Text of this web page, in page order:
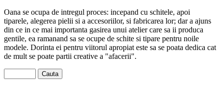
Oana se ocupa de intregul proces: incepand cu schitele, apoi
tiparele, alegerea pielii si a accesoriilor, si fabricarea lor; dar a ajuns
din ce in ce mai importanta gasirea unui atelier care sa ii produca
gentile, ea ramanand sa se ocupe de schite si tipare pentru noile
modele. Dorinta ei pentru viitorul apropiat este sa se poata dedica cat
de mult se poate partii creative a "afacerii".